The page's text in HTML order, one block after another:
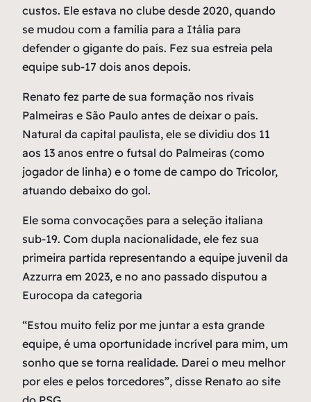
custos. Ele estava no clube desde 2020, quando
se mudou com a família para a Itália para
defender o gigante do país. Fez sua estreia pela
equipe sub-17 dois anos depois.
Renato fez parte de sua formação nos rivais
Palmeiras e São Paulo antes de deixar o país.
Natural da capital paulista, ele se dividiu dos 11
aos 13 anos entre o futsal do Palmeiras (como
jogador de linha) e o tome de campo do Tricolor,
atuando debaixo do gol.
Ele soma convocações para a seleção italiana
sub-19. Com dupla nacionalidade, ele fez sua
primeira partida representando a equipe juvenil da
Azzurra em 2023, e no ano passado disputou a
Eurocopa da categoria
“Estou muito feliz por me juntar a esta grande
equipe, é uma oportunidade incrível para mim, um
sonho que se torna realidade. Darei o meu melhor
por eles e pelos torcedores”, disse Renato ao site